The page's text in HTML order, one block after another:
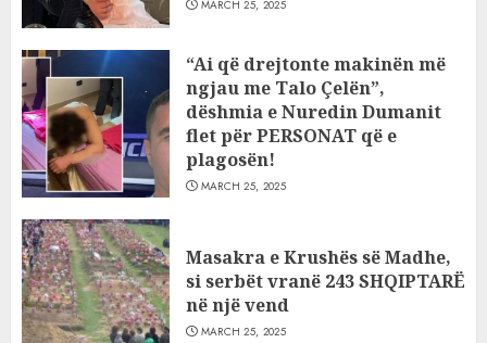
MARCH 25, 2025
“Ai që drejtonte makinën më
ngjau me Talo Çelën”,
dëshmia e Nuredin Dumanit
flet për PERSONAT që e
plagosën!
MARCH 25, 2025
Masakra e Krushës së Madhe,
si serbët vranë 243 SHQIPTARË
në një vend
MARCH 25, 2025